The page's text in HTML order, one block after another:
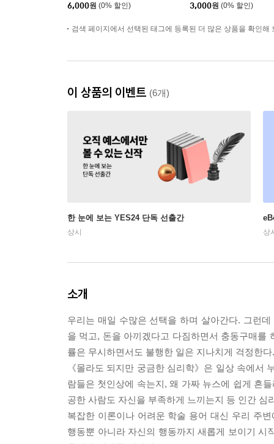
6,000원 (0% 할인)
3,000원 (0% 할인)
검색 페이지에서 선택된 태그에 등록된 더 많은 상품을 확인해
이 상품의 이벤트 (6개)
한 눈에 보는 YES24 단독 선출간
상시 상
소개
우리는 매일 수많은 선택을 하며 살아간다. 그런
을 먹고, 돈을 아끼겠다고 다짐하면서 충동구매를
률은 무시하면서도 불행한 일은 지나치게 걱정한
《몰라도 되지만 궁금한 심리학》은 일상 속에서
람들은 첫인상에 속는지, 왜 가짜 뉴스에 쉽게 흔
공한 사람도 자신을 부족하게 느끼는지 등 인간
복잡한 이론이나 어려운 학술 용어 대신 우리 주
행동뿐 아니라 자신의 행동까지 새롭게 보이기